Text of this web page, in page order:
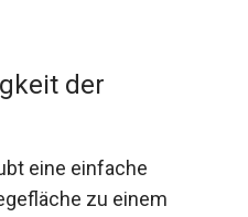
der
eine einfache
zu einem